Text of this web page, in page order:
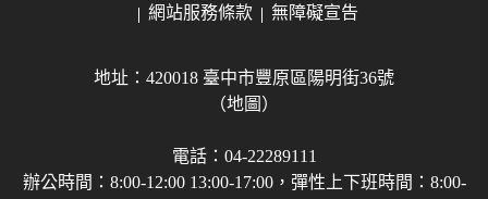
網站服務條款
無障礙宣告
地址：420018 臺中市豐原區陽明街36號
（地圖）
電話：04-22289111
辦公時間：8:00-12:00 13:00-17:00，彈性上下班時間：8:00-